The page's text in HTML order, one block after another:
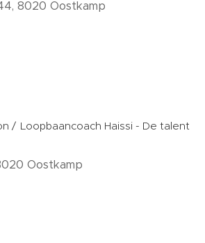
8020 Oostkamp
/ Loopbaancoach Haissi - De talent
Oostkamp